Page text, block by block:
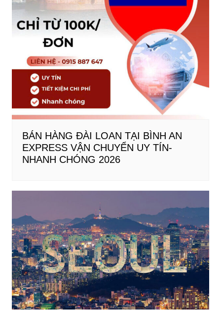
BÁN HÀNG ĐÀI LOAN TẠI BÌNH AN
EXPRESS VẬN CHUYỂN UY TÍN-
NHANH CHÓNG 2026